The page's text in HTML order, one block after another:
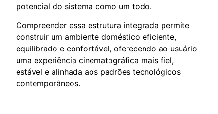
potencial do sistema como um todo.
Compreender essa estrutura integrada permite
construir um ambiente doméstico eficiente,
equilibrado e confortável, oferecendo ao usuário
uma experiência cinematográfica mais fiel,
estável e alinhada aos padrões tecnológicos
contemporâneos.